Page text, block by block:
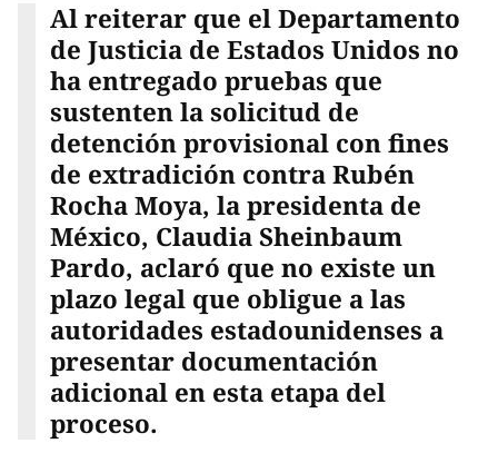
Al reiterar que el Departamento
de Justicia de Estados Unidos no
ha entregado pruebas que
sustenten la solicitud de
detención provisional con fines
de extradición contra Rubén
Rocha Moya, la presidenta de
México, Claudia Sheinbaum
Pardo, aclaró que no existe un
plazo legal que obligue a las
autoridades estadounidenses a
presentar documentación
adicional en esta etapa del
proceso.